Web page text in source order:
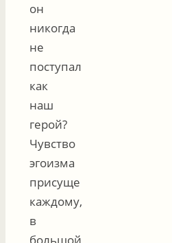
он
никогда
не
поступал
как
наш
герой?
Чувство
эгоизма
присуще
каждому,
в